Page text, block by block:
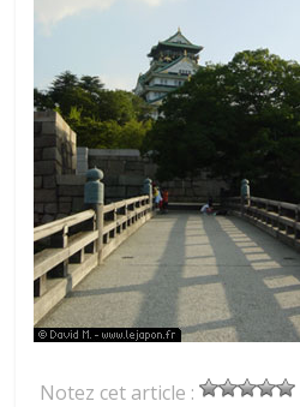
Notez cet article :